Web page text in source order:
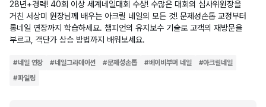
28년+경력! 40회 이상 세계네일대회 수상! 수많은 대회의 심사위원장을
거친 서상미 원장님께 배우는 아크릴 네일의 모든 것! 문제성손톱 교정부터
롱네일 연장까지 학습하세요. 챔피언의 유지보수 기술로 고객의 재방문을
부르고, 객단가 상승 방법까지 배워보세요.
#네일 연장 #네일그라데이션 #문제성손톱 #베이비부머 네일 #아크릴네일
#파일링